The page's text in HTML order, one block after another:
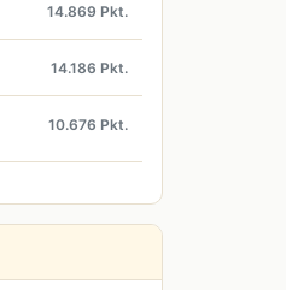
14.869 Pkt.
14.186 Pkt.
10.676 Pkt.